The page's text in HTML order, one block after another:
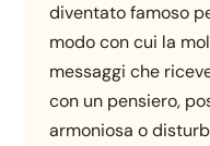
diventato famoso
modo con cui la
messaggi che
con un pensiero,
armoniosa o